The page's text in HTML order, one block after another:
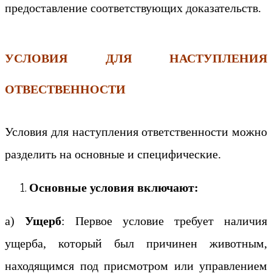
предоставление соответствующих доказательств.
УСЛОВИЯ ДЛЯ НАСТУПЛЕНИЯ
ОТВЕСТВЕННОСТИ
Условия для наступления ответственности можно
разделить на основные и специфические.
Основные условия включают:
а) Ущерб: Первое условие требует наличия
ущерба, который был причинен животным,
находящимся под присмотром или управлением